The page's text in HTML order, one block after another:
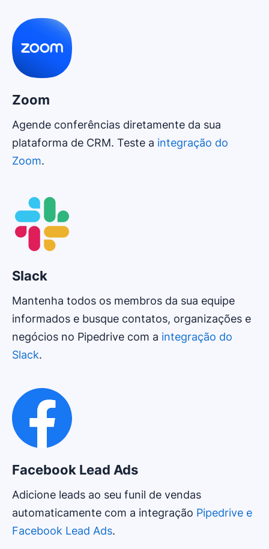
Zoom
Agende conferências diretamente da sua
plataforma de CRM. Teste a integração do
Zoom.
Slack
Mantenha todos os membros da sua equipe
informados e busque contatos, organizações e
negócios no Pipedrive com a integração do
Slack.
Facebook Lead Ads
Adicione leads ao seu funil de vendas
automaticamente com a integração Pipedrive e
Facebook Lead Ads.